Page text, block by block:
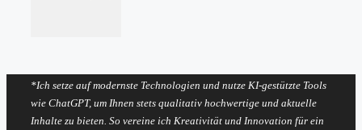
*Ich setze auf modernste Technologien und nutze KI-gestützte Tools
wie ChatGPT, um Ihnen stets qualitativ hochwertige und aktuelle
Inhalte zu bieten. So vereine ich Kreativität und Innovation für ein